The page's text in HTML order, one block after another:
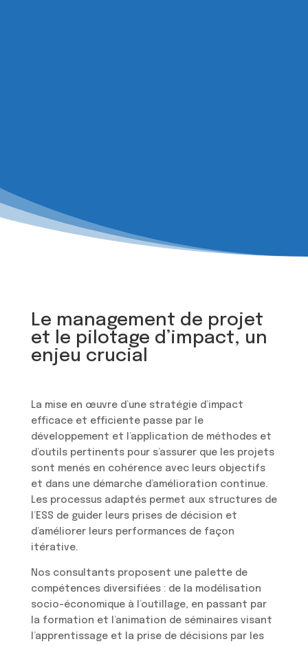
Le management de projet
et le pilotage d’impact, un
enjeu crucial
La mise en œuvre d’une stratégie d’impact
efficace et efficiente passe par le
développement et l’application de méthodes et
d’outils pertinents pour s’assurer que les projets
sont menés en cohérence avec leurs objectifs
et dans une démarche d’amélioration continue.
Les processus adaptés permet aux structures de
l’ESS de guider leurs prises de décision et
d’améliorer leurs performances de façon
itérative.
Nos consultants proposent une palette de
compétences diversifiées : de la modélisation
socio-économique à l’outillage, en passant par
la formation et l’animation de séminaires visant
l’apprentissage et la prise de décisions par les